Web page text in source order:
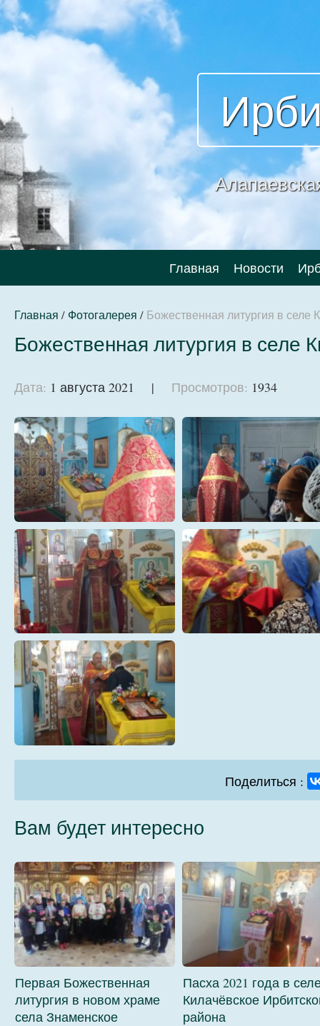
Главная Новости
Главная / Фотогалерея / Божественная литургия в селе
Божественная литургия в селе
Дата: 1 августа 2021 | Просмотров: 1934
01 02
Поделиться :
Вам будет интересно
Первая Божественная
литургия в новом храме
села Знаменское
Пасха 2021 года в
Килачёвское
района